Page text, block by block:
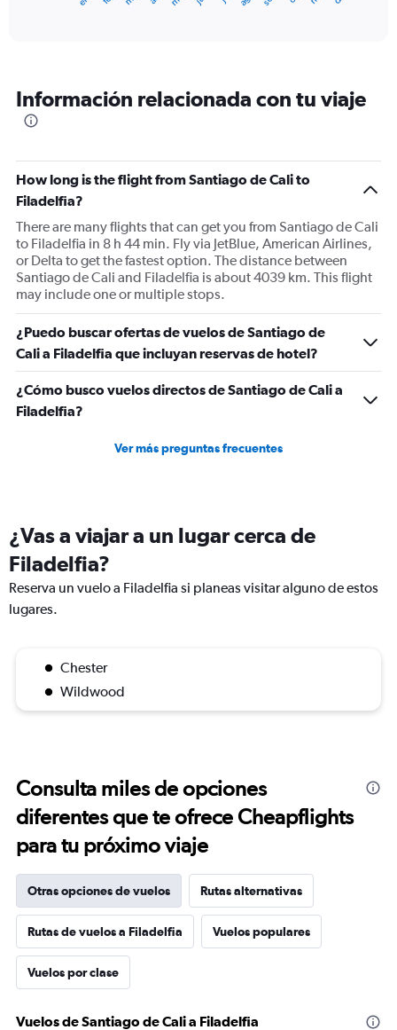
categories.
The
Y
axis
values.
Range:
0
to
1200.
Información relacionada con tu viaje
How long is the flight from Santiago de Cali to
Filadelfia?
There are many flights that can get you from Santiago de Cali
to Filadelfia in 8 h 44 min. Fly via JetBlue, American Airlines,
or Delta to get the fastest option. The distance between
Santiago de Cali and Filadelfia is about 4039 km. This flight
may include one or multiple stops.
¿Puedo buscar ofertas de vuelos de Santiago de
Cali a Filadelfia que incluyan reservas de hotel?
¿Cómo busco vuelos directos de Santiago de Cali a
Filadelfia?
Ver más preguntas frecuentes
¿Vas a viajar a un lugar cerca de
Filadelfia?
Reserva un vuelo a Filadelfia si planeas visitar alguno de estos
lugares.
Chester
Wildwood
Consulta miles de opciones
diferentes que te ofrece Cheapflights
para tu próximo viaje
Otras opciones de vuelos Rutas alternativas
Rutas de vuelos a Filadelfia Vuelos populares
Vuelos por clase
Vuelos de Santiago de Cali a Filadelfia